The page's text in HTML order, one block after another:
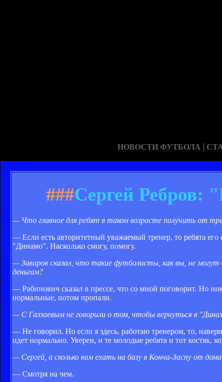
НОВОСТИ ФУТБОЛА |
###Сергей Ребров:
— Что главное для ребят в таком возрасте получить от
— Если есть авторитетный уважаемый тренер, то ребята
"Динамо". Насколько смогу, помогу.
— Заваров сказал, что такие футболисты, как вы, не могут
деньгам?
— Рабинович сказал в прессе, что со мной поговорит. Но
нормальные, потом пропали.
— С Газзаевым не говорили о том, чтобы вернуться в
— Не говорил. Но если я здесь, работаю тренером, то,
идет нормально. Уверен, и те молодые ребята и тот костяк,
— Сергей, а сколько вам ехать на базу в Конча-Заспу от
— Смотря на чем.